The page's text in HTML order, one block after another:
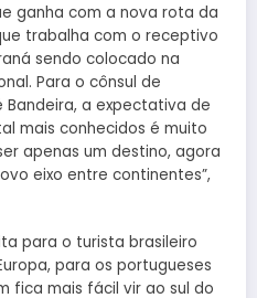
ganha com a nova rota da
trabalha com o receptivo
sendo colocado na
Para o cônsul de
Bandeira, a expectativa de
mais conhecidos é muito
apenas um destino, agora
eixo entre continentes”,
para o turista brasileiro
para os portugueses
fica mais fácil vir ao sul do